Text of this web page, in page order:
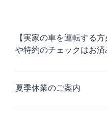
【実家の車を運転する
や特約のチェックはお済
夏季休業のご案内